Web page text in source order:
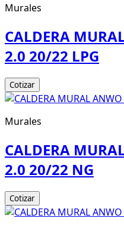
Murales
CALDERA
2.0 20/22 LPG
Cotizar
Murales
CALDERA
2.0 20/22 NG
Cotizar